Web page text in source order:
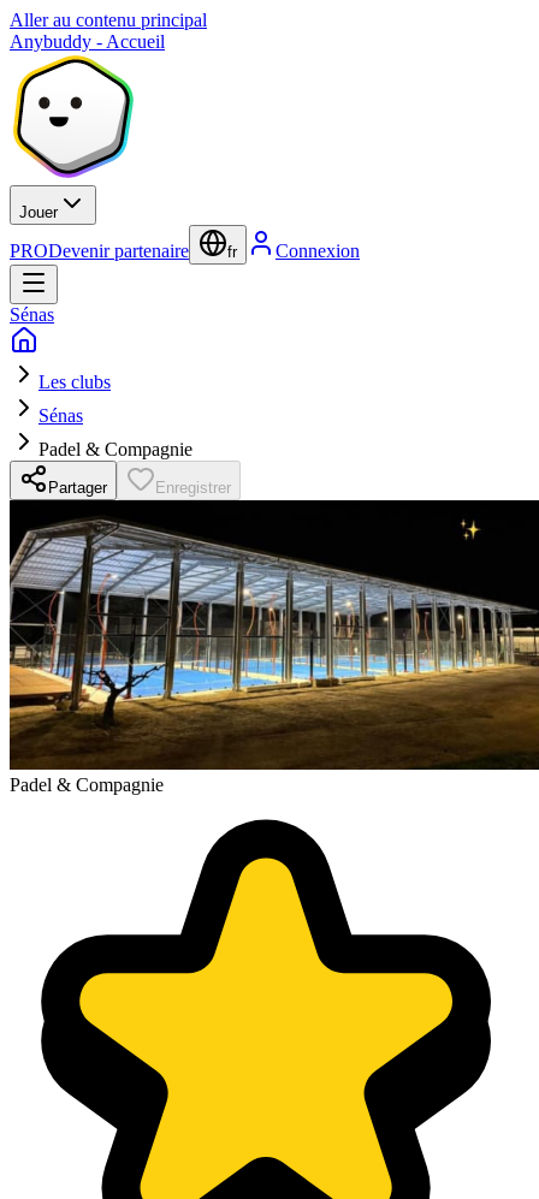
Aller au contenu principal
Anybuddy - Accueil
Jouer
PRODevenir partenaire fr Connexion
Sénas
Les clubs
Sénas
Padel & Compagnie
Partager Enregistrer
Padel & Compagnie